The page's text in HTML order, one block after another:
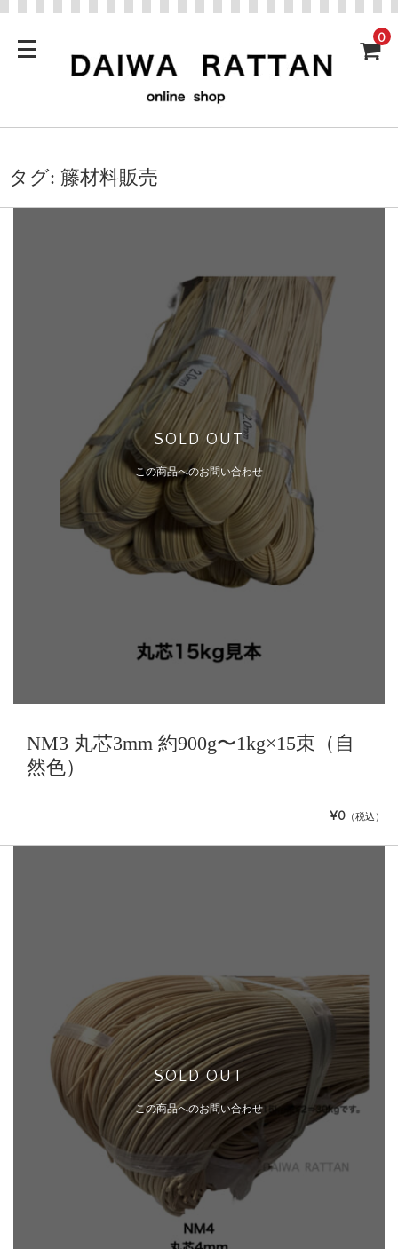
0
タグ: 籐材料販売
SOLD OUT
この商品へのお問い合わせ
NM3 丸芯3mm 約900g〜1kg×15束（自
然色）
¥0 （税込）
SOLD OUT
この商品へのお問い合わせ